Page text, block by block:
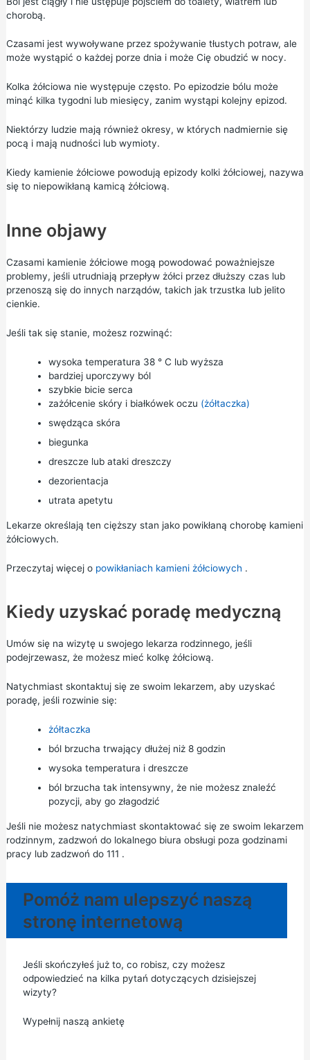
chorobą.
Czasami jest wywoływane przez spożywanie tłustych potraw, ale
może wystąpić o każdej porze dnia i może Cię obudzić w nocy.
Kolka żółciowa nie występuje często. Po epizodzie bólu może
minąć kilka tygodni lub miesięcy, zanim wystąpi kolejny epizod.
Niektórzy ludzie mają również okresy, w których nadmiernie się
pocą i mają nudności lub wymioty.
Kiedy kamienie żółciowe powodują epizody kolki żółciowej, nazywa
się to niepowikłaną kamicą żółciową.
Inne objawy
Czasami kamienie żółciowe mogą powodować poważniejsze
problemy, jeśli utrudniają przepływ żółci przez dłuższy czas lub
przenoszą się do innych narządów, takich jak trzustka lub jelito
cienkie.
Jeśli tak się stanie, możesz rozwinąć:
wysoka temperatura 38 ° C lub wyższa
bardziej uporczywy ból
szybkie bicie serca
zażółcenie skóry i białkówek oczu (żółtaczka)
swędząca skóra
biegunka
dreszcze lub ataki dreszczy
dezorientacja
utrata apetytu
Lekarze określają ten cięższy stan jako powikłaną chorobę kamieni
żółciowych.
Przeczytaj więcej o powikłaniach kamieni żółciowych .
Kiedy uzyskać poradę medyczną
Umów się na wizytę u swojego lekarza rodzinnego, jeśli
podejrzewasz, że możesz mieć kolkę żółciową.
Natychmiast skontaktuj się ze swoim lekarzem, aby uzyskać
poradę, jeśli rozwinie się:
żółtaczka
ból brzucha trwający dłużej niż 8 godzin
wysoka temperatura i dreszcze
ból brzucha tak intensywny, że nie możesz znaleźć
pozycji, aby go złagodzić
Jeśli nie możesz natychmiast skontaktować się ze swoim lekarzem
rodzinnym, zadzwoń do lokalnego biura obsługi poza godzinami
pracy lub zadzwoń do 111 .
Pomóż nam ulepszyć naszą
stronę internetową
Jeśli skończyłeś już to, co robisz, czy możesz
odpowiedzieć na kilka pytań dotyczących dzisiejszej
wizyty?
Wypełnij naszą ankietę